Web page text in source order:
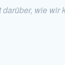
wie wir